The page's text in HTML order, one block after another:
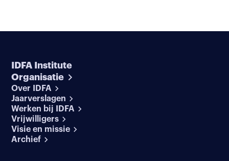
IDFA Institute
Organisatie
Over IDFA
Jaarverslagen
Werken bij IDFA
Vrijwilligers
Visie en missie
Archief